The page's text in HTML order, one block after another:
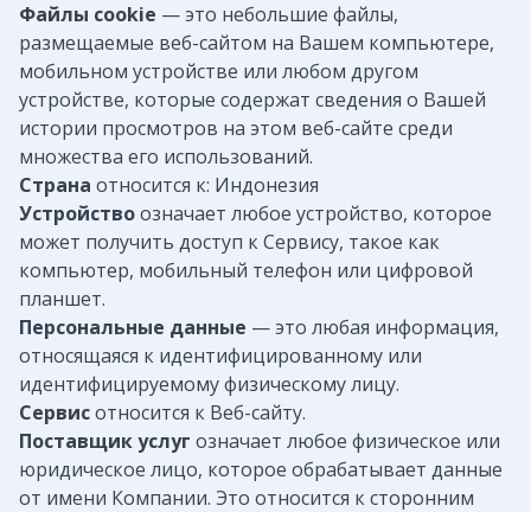
Файлы cookie — это небольшие файлы,
размещаемые веб-сайтом на Вашем компьютере,
мобильном устройстве или любом другом
устройстве, которые содержат сведения о Вашей
истории просмотров на этом веб-сайте среди
множества его использований.
Страна относится к: Индонезия
Устройствоозначает любое устройство, которое
может получить доступ к Сервису, такое как
компьютер, мобильный телефон или цифровой
планшет.
Персональные данные — это любая информация,
относящаяся к идентифицированному или
идентифицируемому физическому лицу.
Сервисотносится к Веб-сайту.
Поставщик услуг означает любое физическое или
юридическое лицо, которое обрабатывает данные
от имени Компании. Это относится к сторонним